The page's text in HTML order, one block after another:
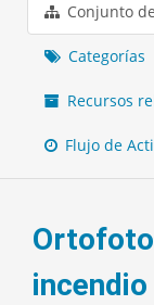
Conjunto
Categorías
Recursos
Flujo de